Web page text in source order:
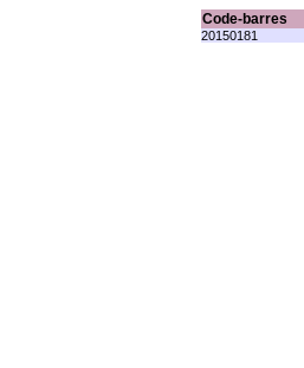
Code-barres
20150181